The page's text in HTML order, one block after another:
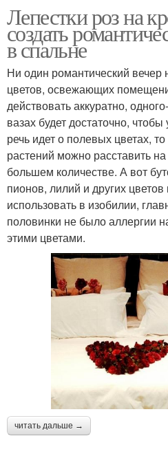
Лепестки роз на
создать
в спальне
Ни один романтический вечер
цветов, освежающих
действовать аккуратно,
вазах будет достаточно,
речь идет о полевых цветах,
растений можно расставить
большем количестве. А вот
пионов, лилий и других
использовать в изобилии,
половинки не было аллергии
этими цветами.
читать дальше →